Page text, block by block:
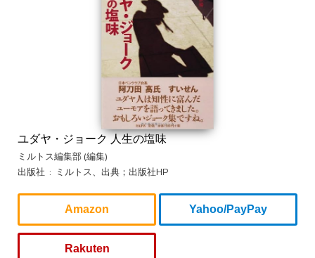
ユダヤ・ジョーク 人生の塩味
ミルトス編集部 (編集)
出版社 ‏ : ‎ ミルトス、出典；出版社HP
Amazon Yahoo/PayPay
Rakuten